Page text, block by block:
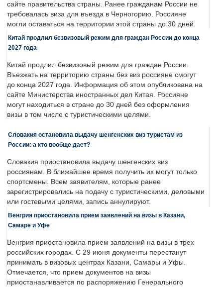
сайте правительства страны. Ранее гражданам России не
требовалась виза для въезда в Черногорию. Россияне
могли оставаться на территории этой страны до 30 дней.
Китай продлил безвизовый режим для граждан России до конца
2027 года
Китай продлил безвизовый режим для граждан России.
Въезжать на территорию страны без виз россияне смогут
до конца 2027 года. Информация об этом опубликована на
сайте Министерства иностранных дел Китая. Россияне
могут находиться в стране до 30 дней без оформления
визы в том числе с туристическими целями.
Словакия остановила выдачу шенгенских виз туристам из
России: а кто вообще дает?
Словакия приостановила выдачу шенгенских виз
россиянам. В ближайшее время получить их могут только
спортсмены. Всем заявителям, которые ранее
зарегистрировались на подачу с туристическими, деловыми
или гостевыми целями, запись аннулируют.
Венгрия приостановила прием заявлений на визы в Казани,
Самаре и Уфе
Венгрия приостановила прием заявлений на визы в трех
российских городах. С 29 июня документы перестанут
принимать в визовых центрах Казани, Самары и Уфы.
Отмечается, что прием документов на визы
приостанавливается по распоряжению Генерального